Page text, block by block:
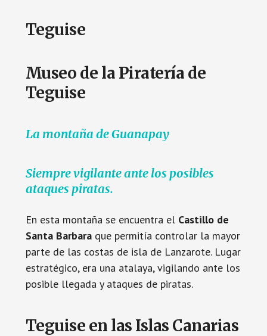
Teguise
Museo de la Piratería de
Teguise
La montaña de Guanapay
Siempre vigilante ante los posibles
ataques piratas.
En esta montaña se encuentra el Castillo de
Santa Barbaraque permitía controlar la mayor
parte de las costas de isla de Lanzarote. Lugar
estratégico, era una atalaya, vigilando ante los
posible llegada y ataques de piratas.
Teguise en las Islas Canarias